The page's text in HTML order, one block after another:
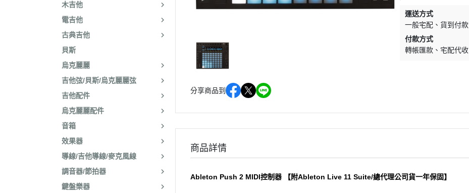
木吉他
電吉他
古典吉他
貝斯
烏克麗麗
吉他弦/貝斯/烏克麗麗弦
吉他配件
烏克麗麗配件
音箱
效果器
導線/吉他導線/麥克風線
調音器/節拍器
鍵盤樂器
分享商品到
運送方式
一般宅配
貨到付款
付款方式
轉帳匯款
宅配代收
商品詳情
Ableton Push 2 MIDI控制器 【附Ableton Live 11 Suite/總代理公司貨一年保固】